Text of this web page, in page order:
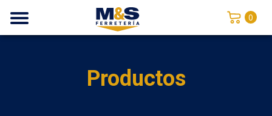
0
Productos